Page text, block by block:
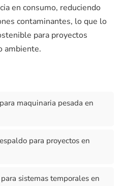
en consumo, reduciendo
contaminantes, lo que lo
para proyectos
ambiente.
maquinaria pesada en
para proyectos en
sistemas temporales en